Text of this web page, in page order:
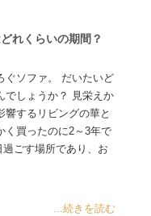
れくらいの期間？
ぐソファ。 だいたいど
でしょうか？ 見栄えか
響するリビングの華と
く買ったのに2～3年で
ごす場所であり、お
...続きを読む